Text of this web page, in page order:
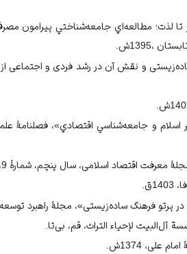
1392ش، ص70.
1392ش، ص65.
رشد فردی و اجتماعی از منظر آیات و رویات»، 1392ش،
و پرهیز آنها از اشرافی‌گری»، وب‌سایت دفتر
تا لذت؛ مطالعه‌ا‌ي جامعه‌شناختي پيرامون
و نقش آن در رشد فردی و اجتماعی
اسلامی، سال پنچم، شمارۀ 9، پاییز و زمستان 1392ش.
مجلۀ راهبرد توسعه، سال 8، شمارۀ 78،
لإحياء التراث، قم، بی‌تا.
علی، 1374ش.